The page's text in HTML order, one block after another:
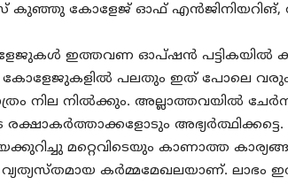
കുഞ്ഞു കോളേജ് ഓഫ് എൻജിനിയറിങ്,
ഇത്തവണ ഓപ്ഷൻ പട്ടികയിൽ
പലതും ഇത് പോലെ വരും
നില നിൽക്കും. അല്ലാത്തവയിൽ
മറ്റെവിടെയും കാണാത്ത
കർമ്മമേഖലയാണ്. ലാഭം